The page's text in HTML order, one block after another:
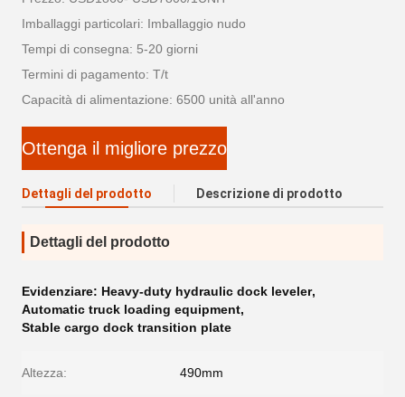
Imballaggi particolari: Imballaggio nudo
Tempi di consegna: 5-20 giorni
Termini di pagamento: T/t
Capacità di alimentazione: 6500 unità all'anno
Ottenga il migliore prezzo
Dettagli del prodotto Descrizione di prodotto
Dettagli del prodotto
Evidenziare: Heavy-duty hydraulic dock leveler,
Automatic truck loading equipment,
Stable cargo dock transition plate
Altezza: 490mm